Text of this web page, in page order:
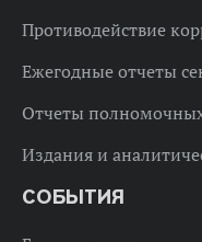
Противодействие
Ежегодные отчеты
Отчеты
Издания и
СОБЫТИЯ